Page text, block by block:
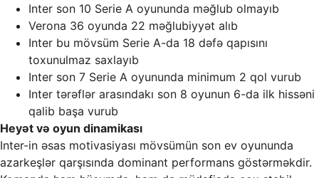
Inter son 10 Serie A oyununda məğlub olmayıb
Verona 36 oyunda 22 məğlubiyyət alıb
Inter bu mövsüm Serie A-da 18 dəfə qapısını
toxunulmaz saxlayıb
Inter son 7 Serie A oyununda minimum 2 qol vurub
Inter tərəflər arasındakı son 8 oyunun 6-da ilk hissəni
qalib başa vurub
Heyət və oyun dinamikası
Inter-in əsas motivasiyası mövsümün son ev oyununda
azarkeşlər qarşısında dominant performans göstərməkdir.